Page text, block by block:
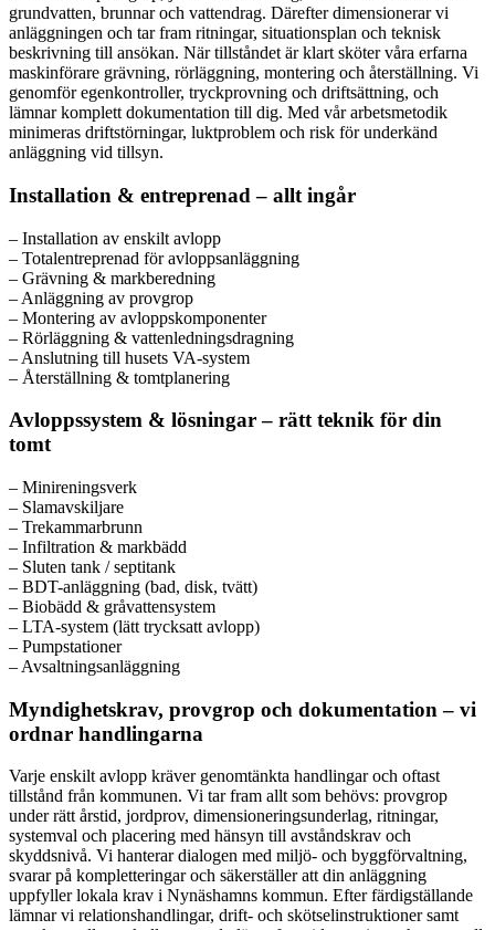
grundvatten, brunnar och vattendrag. Därefter dimensionerar vi
anläggningen och tar fram ritningar, situationsplan och teknisk
beskrivning till ansökan. När tillståndet är klart sköter våra erfarna
maskinförare grävning, rörläggning, montering och återställning. Vi
genomför egenkontroller, tryckprovning och driftsättning, och
lämnar komplett dokumentation till dig. Med vår arbetsmetodik
minimeras driftstörningar, luktproblem och risk för underkänd
anläggning vid tillsyn.
Installation & entreprenad – allt ingår
– Installation av enskilt avlopp
– Totalentreprenad för avloppsanläggning
– Grävning & markberedning
– Anläggning av provgrop
– Montering av avloppskomponenter
– Rörläggning & vattenledningsdragning
– Anslutning till husets VA-system
– Återställning & tomtplanering
Avloppssystem & lösningar – rätt teknik för din
tomt
– Minireningsverk
– Slamavskiljare
– Trekammarbrunn
– Infiltration & markbädd
– Sluten tank / septitank
– BDT-anläggning (bad, disk, tvätt)
– Biobädd & gråvattensystem
– LTA-system (lätt trycksatt avlopp)
– Pumpstationer
– Avsaltningsanläggning
Myndighetskrav, provgrop och dokumentation – vi
ordnar handlingarna
Varje enskilt avlopp kräver genomtänkta handlingar och oftast
tillstånd från kommunen. Vi tar fram allt som behövs: provgrop
under rätt årstid, jordprov, dimensioneringsunderlag, ritningar,
systemval och placering med hänsyn till avståndskrav och
skyddsnivå. Vi hanterar dialogen med miljö- och byggförvaltning,
svarar på kompletteringar och säkerställer att din anläggning
uppfyller lokala krav i Nynäshamns kommun. Efter färdigställande
lämnar vi relationshandlingar, drift- och skötselinstruktioner samt